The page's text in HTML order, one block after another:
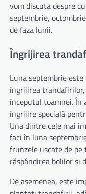
vom discuta despre
septembrie,
de faza lunii.
Îngrijirea
Luna septembrie
îngrijirea
începutul toamnei. În
îngrijire specială
Una dintre cele mai
faci în luna
frunzele uscate de
răspândirea bolilor și
De asemenea, este